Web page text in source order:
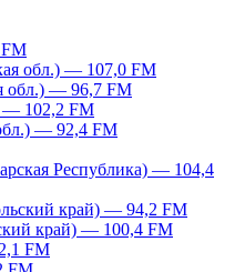
обл.) — 107,0 FM
обл.) — 96,7 FM
— 102,2 FM
— 92,4 FM
Республика) — 104,4
край) — 94,2 FM
край) — 100,4 FM
FM